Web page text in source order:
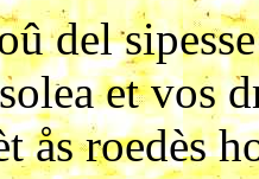
del
et vos
ås roedès